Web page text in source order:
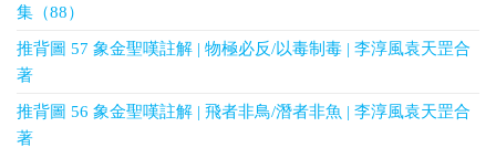
集（88）
推背圖 57 象金聖嘆註解 | 物極必反/以毒制毒 | 李淳風袁天罡合
著
推背圖 56 象金聖嘆註解 | 飛者非鳥/潛者非魚 | 李淳風袁天罡合
著